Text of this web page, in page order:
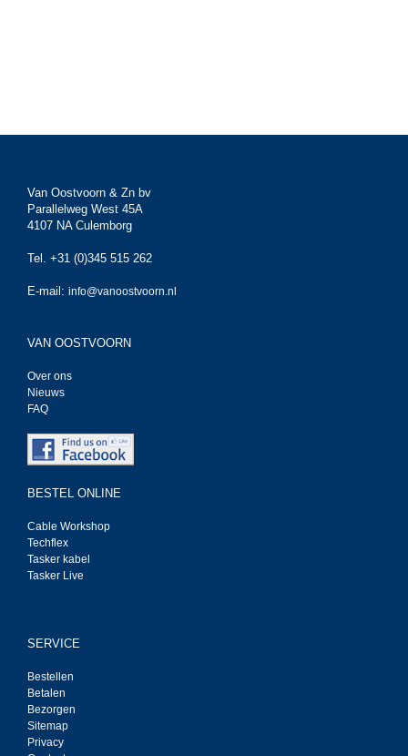
Van Oostvoorn & Zn bv
Parallelweg West 45A
4107 NA Culemborg
Tel. +31 (0)345 515 262
E-mail: info@vanoostvoorn.nl
VAN OOSTVOORN
Over ons
Nieuws
FAQ
BESTEL ONLINE
Cable Workshop
Techflex
Tasker kabel
Tasker Live
SERVICE
Bestellen
Betalen
Bezorgen
Sitemap
Privacy